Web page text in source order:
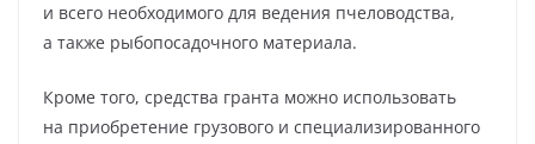
и всего необходимого для ведения пчеловодства,
а также рыбопосадочного материала.
Кроме того, средства гранта можно использовать
на приобретение грузового и специализированного